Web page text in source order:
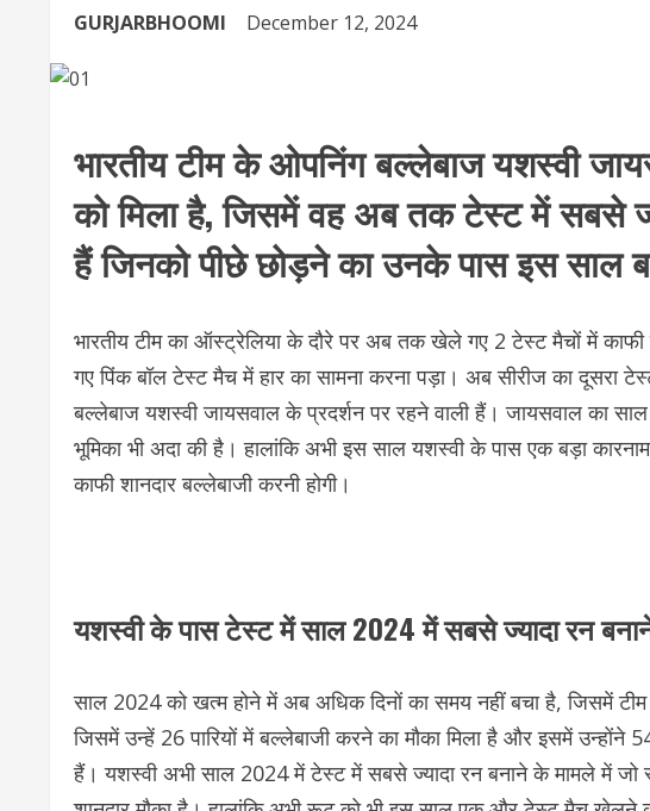
GURJARBHOOMI December 12, 2024
भारतीय टीम के ओपनिंग बल्लेबाज यशस्वी
को मिला है, जिसमें वह अब तक टेस्ट में सबसे
हैं जिनको पीछे छोड़ने का उनके पास इस साल
भारतीय टीम का ऑस्ट्रेलिया के दौरे पर अब तक खेले गए 2 टेस्ट मैचों में काफी
गए पिंक बॉल टेस्ट मैच में हार का सामना करना पड़ा। अब सीरीज का दूसरा
बल्लेबाज यशस्वी जायसवाल के प्रदर्शन पर रहने वाली हैं। जायसवाल का
भूमिका भी अदा की है। हालांकि अभी इस साल यशस्वी के पास एक बड़ा
काफी शानदार बल्लेबाजी करनी होगी।
यशस्वी के पास टेस्ट में साल 2024 में सबसे ज्यादा रन
साल 2024 को खत्म होने में अब अधिक दिनों का समय नहीं बचा है,
जिसमें उन्हें 26 पारियों में बल्लेबाजी करने का मौका मिला है और इसमें
हैं। यशस्वी अभी साल 2024 में टेस्ट में सबसे ज्यादा रन बनाने के मामले में